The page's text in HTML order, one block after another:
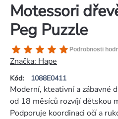
Motessori
Peg Puzzle
Kód: 1088E0411
Průměrné
hodnocení
produktu
je
5,0
z
Podrobnosti
Značka: Hape
Moderní, kteativní a zábavné
od 18 měsíců rozvíjí dětskou
Podporuje koordinaci očí a